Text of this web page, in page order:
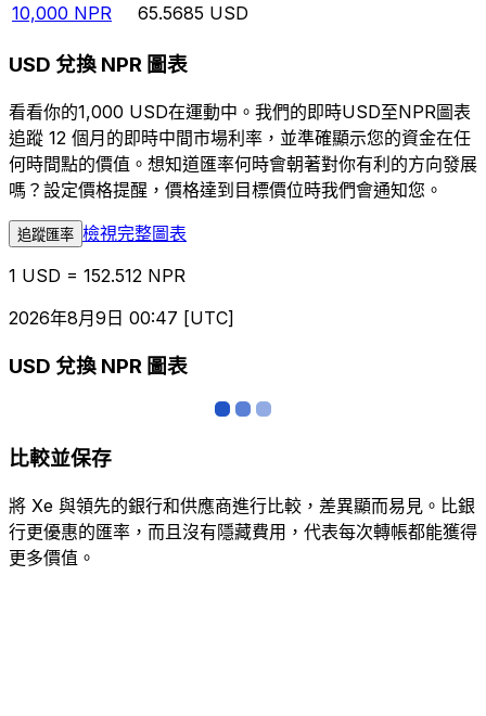
10,000 NPR 65.5685 USD
USD 兌換 NPR 圖表
看看你的1,000 USD在運動中。我們的即時USD至NPR圖表
追蹤 12 個月的即時中間市場利率，並準確顯示您的資金在任
何時間點的價值。想知道匯率何時會朝著對你有利的方向發展
嗎？設定價格提醒，價格達到目標價位時我們會通知您。
追蹤匯率 檢視完整圖表
1 USD = 152.512 NPR
2026年8月9日 00:47 [UTC]
USD 兌換 NPR 圖表
比較並保存
將 Xe 與領先的銀行和供應商進行比較，差異顯而易見。比銀
行更優惠的匯率，而且沒有隱藏費用，代表每次轉帳都能獲得
更多價值。